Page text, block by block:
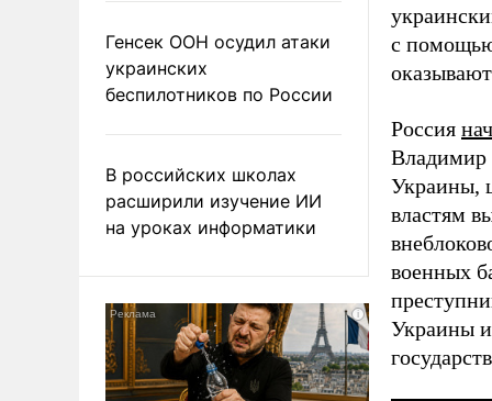
Генсек ООН осудил атаки
украинских
беспилотников по России
В российских школах
расширили изучение ИИ
на уроках информатики
с помощью
Россия
Владимир
Украины,
властям
военных
Украины